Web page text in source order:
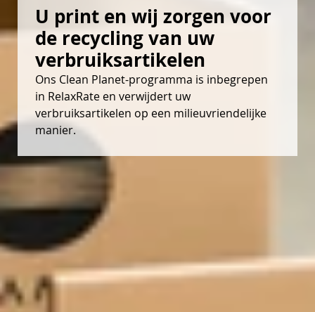
U print en wij zorgen voor
de recycling van uw
verbruiksartikelen
Ons Clean Planet-programma is inbegrepen
in RelaxRate en verwijdert uw
verbruiksartikelen op een milieuvriendelijke
manier.